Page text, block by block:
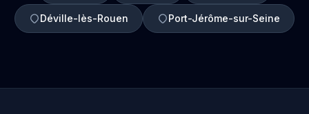
Déville-lès-Rouen Port-Jérôme-sur-Seine